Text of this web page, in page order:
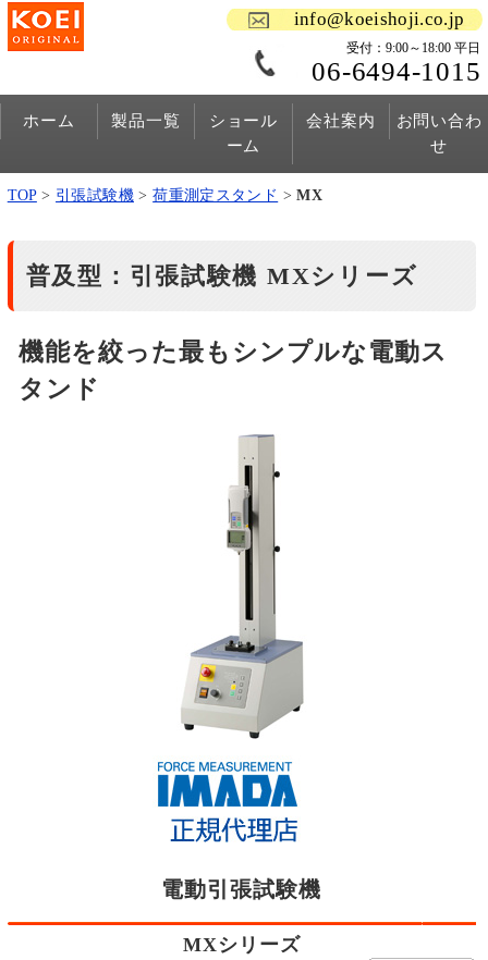
info@koeishoji.co.jp
受付：9:00～18:00 平日
06-6494-1015
ホーム 製品一覧
ショール
ーム
会社案内
お問い合わ
せ
TOP> 引張試験機>荷重測定スタンド >MX
普及型：引張試験機 MXシリーズ
機能を絞った最もシンプルな電動ス
タンド
電動引張試験機
MXシリーズ